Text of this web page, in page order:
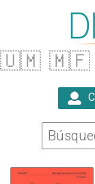
🇺🇲 🇲🇫